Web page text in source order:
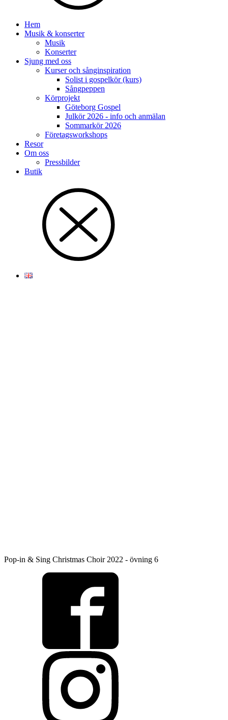
Hem
Musik & konserter
Musik
Konserter
Sjung med oss
Kurser och sånginspiration
Solist i gospelkör (kurs)
Sångpeppen
Körprojekt
Göteborg Gospel
Julkör 2026 - info och anmälan
Sommarkör 2026
Företagsworkshops
Resor
Om oss
Pressbilder
Butik
Pop-in & Sing Christmas Choir 2022 - övning 6